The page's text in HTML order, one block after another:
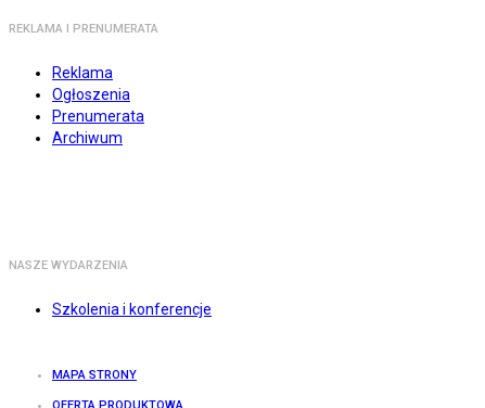
REKLAMA I PRENUMERATA
Reklama
Ogłoszenia
Prenumerata
Archiwum
NASZE WYDARZENIA
Szkolenia i konferencje
MAPA STRONY